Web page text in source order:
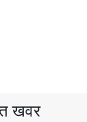
खवर